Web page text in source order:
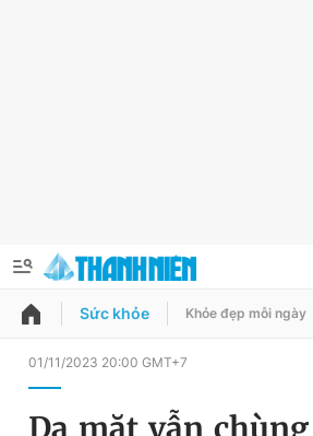
QUẢNG CÁO ĐẶT BÁO
Sức khỏe Khỏe đẹp mỗi ngày
01/11/2023 20:00 GMT+7